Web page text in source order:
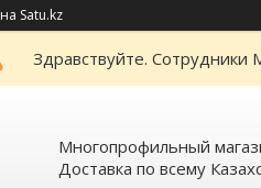
на Satu.kz
Здравствуйте. Сотрудники
Многопрофильный
Доставка по всему